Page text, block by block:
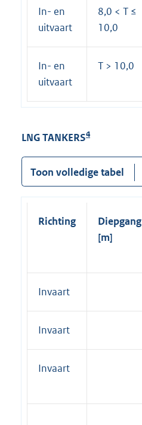
In- en
uitvaart
8,0 < T ≤
10,0
In- en
uitvaart
T > 10,0
LNG TANKERS4
Toon volledige tabel
Richting
Diepgang
[m]
Invaart
Invaart
Invaart